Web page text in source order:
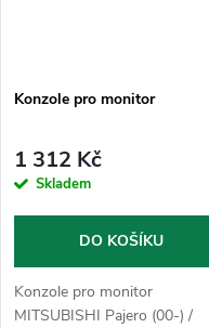
Konzole pro monitor
1 312 Kč
Skladem
DO KOŠÍKU
Konzole pro monitor
MITSUBISHI Pajero (00-) /